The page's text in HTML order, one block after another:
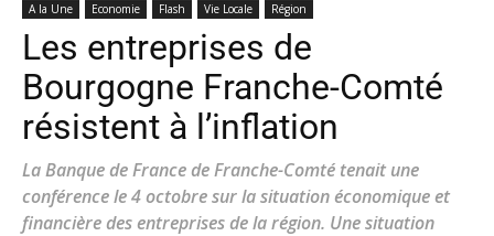
A la Une Economie Flash Vie Locale Région
Les entreprises de
Bourgogne Franche-Comté
résistent à l’inflation
La Banque de France de Franche-Comté tenait une
conférence le 4 octobre sur la situation économique et
financière des entreprises de la région. Une situation